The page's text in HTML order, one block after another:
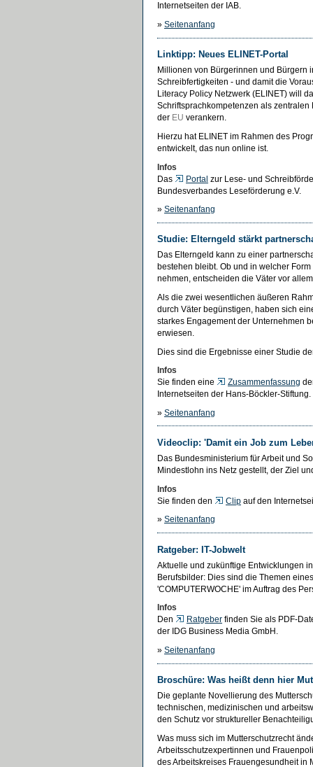
Internetseiten der IAB.
» Seitenanfang
Linktipp: Neues ELINET-Portal
Millionen von Bürgerinnen und Bürgern
Schreibfertigkeiten - und damit die
Literacy Policy Netzwerk (ELINET) will
Schriftsprachkompetenzen als
der EU verankern.
Hierzu hat ELINET im Rahmen des
entwickelt, das nun online ist.
Infos
Das
Portal zur Lese- und
Bundesverbandes Leseförderung e.V.
» Seitenanfang
Studie: Elterngeld stärkt
Das Elterngeld kann zu einer
bestehen bleibt. Ob und in welcher
nehmen, entscheiden die Väter vor
Als die zwei wesentlichen äußeren
durch Väter begünstigen, haben sich
starkes Engagement der Unternehmen
erwiesen.
Dies sind die Ergebnisse einer Studie
Infos
Sie finden eine
Zusammenfassung
Internetseiten der Hans-Böckler-Stiftung.
» Seitenanfang
Videoclip: 'Damit ein Job zum
Das Bundesministerium für Arbeit und
Mindestlohn ins Netz gestellt, der Ziel
Infos
Sie finden den
Clip auf den
» Seitenanfang
Ratgeber: IT-Jobwelt
Aktuelle und zukünftige Entwicklungen
Berufsbilder: Dies sind die Themen
'COMPUTERWOCHE' im Auftrag des
Infos
Den
Ratgeber finden Sie als PDF-
der IDG Business Media GmbH.
» Seitenanfang
Broschüre: Was heißt denn hier
Die geplante Novellierung des
technischen, medizinischen und
den Schutz vor struktureller
Was muss sich im Mutterschutzrecht
Arbeitsschutzexpertinnen und
des Arbeitskreises Frauengesundheit in